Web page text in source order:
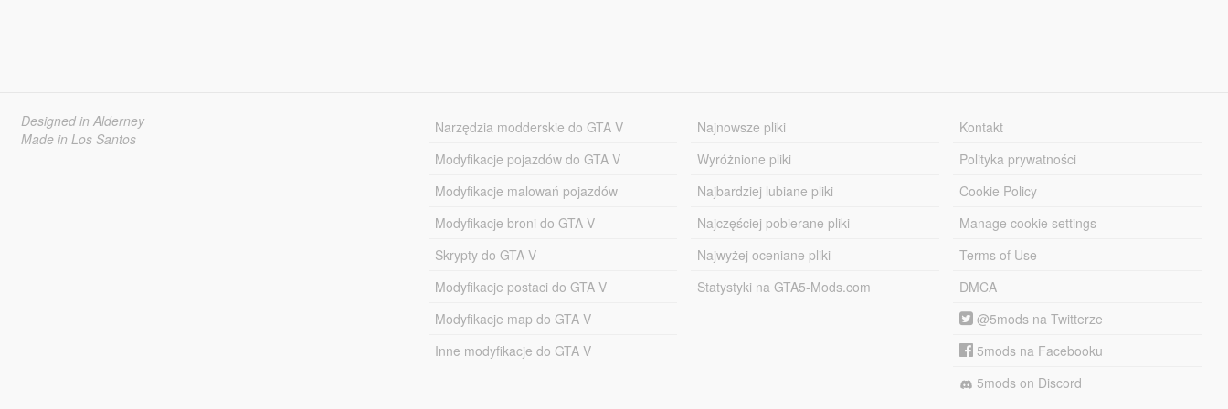
Designed in Alderney
Made in Los Santos
Narzędzia modderskie do GTA V
Modyfikacje pojazdów do GTA V
Modyfikacje malowań pojazdów
Modyfikacje broni do GTA V
Skrypty do GTA V
Modyfikacje postaci do GTA V
Modyfikacje map do GTA V
Inne modyfikacje do GTA V
Najnowsze pliki
Wyróżnione pliki
Najbardziej lubiane pliki
Najczęściej pobierane pliki
Najwyżej oceniane pliki
Statystyki na GTA5-Mods.com
Kontakt
Polityka prywatności
Cookie Policy
Manage cookie settings
Terms of Use
DMCA
@5mods na Twitterze
5mods na Facebooku
5mods on Discord